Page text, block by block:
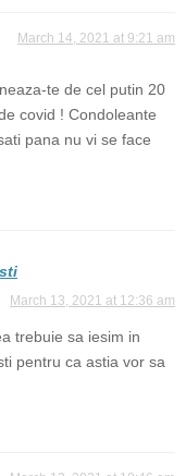
March 14, 2021 at 9:21 am
te de cel putin 20
covid ! Condoleante
pana nu vi se face
March 13, 2021 at 12:36 am
trebuie sa iesim in
pentru ca astia vor sa